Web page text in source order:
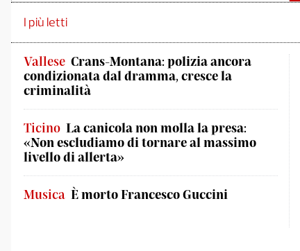
I più letti
Vallese Crans-Montana: polizia ancora
condizionata dal dramma, cresce la
criminalità
Ticino La canicola non molla la presa:
«Non escludiamo di tornare al massimo
livello di allerta»
Musica È morto Francesco Guccini